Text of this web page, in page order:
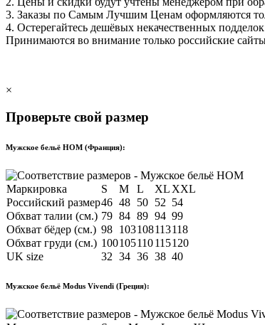
3. Заказы по Самым Лучшим Ценам оформляются
4. Остерегайтесь дешёвых некачественных
Принимаются во внимание только российские
×
Проверьте свой размер
Мужское бельё HOM (Франция):
Маркировка S M L XL XXL
Российский размер46 48 50 52 54
Обхват талии (см.) 79 84 89 94 99
Обхват бёдер (см.) 98 103108113118
Обхват груди (см.) 100105110115120
UK size
32 34 36 38 40
Мужское бельё Modus Vivendi (Греция):